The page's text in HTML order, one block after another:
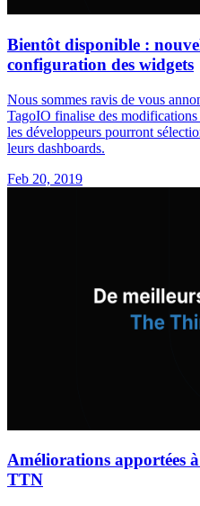
Bientôt disponible :
configuration des widgets
Nous sommes ravis de vous
TagoIO finalise des
les développeurs pourront
leurs dashboards.
Feb 20, 2019
Améliorations apportées
TTN